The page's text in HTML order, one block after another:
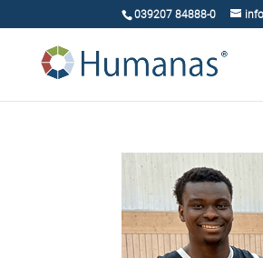
039207 84888-0